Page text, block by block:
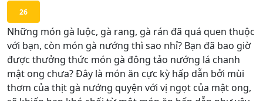
26
Những món gà luộc, gà rang, gà rán đã quá quen thuộc
với bạn, còn món gà nướng thì sao nhỉ? Bạn đã bao giờ
được thưởng thức món gà đông tảo nướng lá chanh
mật ong chưa? Đây là món ăn cực kỳ hấp dẫn bởi mùi
thơm của thịt gà nướng quyện với vị ngọt của mật ong,